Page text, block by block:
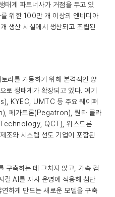
계 파트너사가 거점을 두고 있
위한 100만 개 이상의 엔비디아
생산 시설에서 생산되고 조립된
리를 가동하기 위해 본격적인 양
로 생태계가 확장되고 있다. 여기
KYEC, UMTC 등 주요 웨이퍼
페가트론(Pegatron), 퀀타 클라
QCT), 위스트론
와 시스템 선도 기업이 포함된
구축하는 데 그치지 않고, 가속 컴
컬 AI를 자사 운영에 적용해 첨단
하게 만드는 새로운 모델을 구축